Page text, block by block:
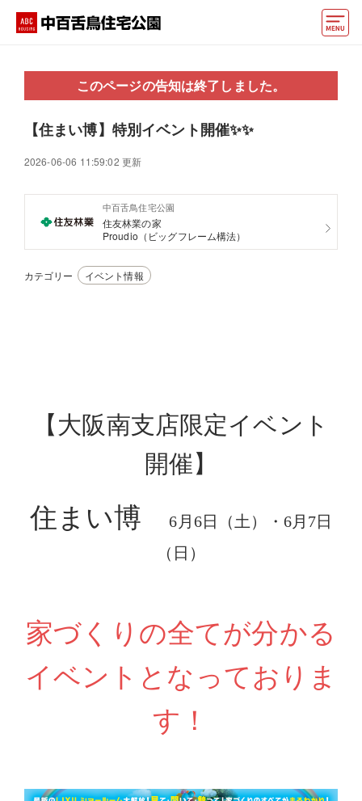
住宅会社・ハウスメーカー
イベント情報・プレゼント
アクセス
好みからモデルハウスを探す
住まいづくりお役立ち情報
他の展示場
このページの告知は終了しました。
【住まい博】特別イベント開催✨✨
2026-06-06 11:59:02 更新
中百舌鳥住宅公園
住友林業の家
Proudio（ビッグフレーム構法）
カテゴリー イベント情報
【大阪南支店限定イベント
開催】
住まい博6月6日（土）・6月7日
（日）
家づくりの全てが分かる
イベントとなっておりま
す！